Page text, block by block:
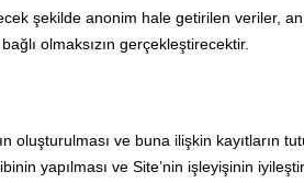
şekilde anonim hale getirilen veriler,
olmaksızın gerçekleştirecektir.
ve buna ilişkin kayıtların
yapılması ve Site’nin işleyişinin